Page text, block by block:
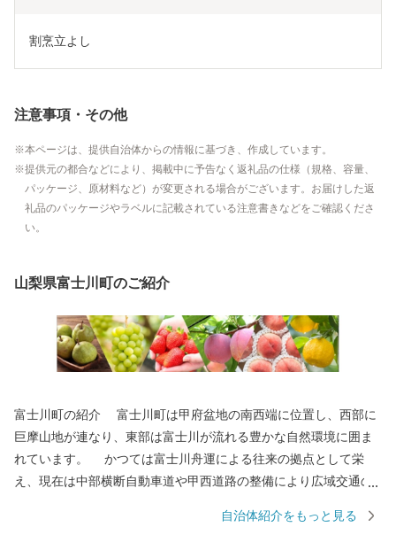
割烹立よし
注意事項・その他
本ページは、提供自治体からの情報に基づき、作成しています。
提供元の都合などにより、掲載中に予告なく返礼品の仕様（規格、容量、
パッケージ、原材料など）が変更される場合がございます。お届けした返
礼品のパッケージやラベルに記載されている注意書きなどをご確認くださ
い。
山梨県富士川町のご紹介
富士川町の紹介 富士川町は甲府盆地の南西端に位置し、西部に
巨摩山地が連なり、東部は富士川が流れる豊かな自然環境に囲ま
れています。 かつては富士川舟運による往来の拠点として栄
え、現在は中部横断自動車道や甲西道路の整備により広域交通の
い、舂米・平林・穂積の棚田、大柳川渓谷の紅葉、高下のダイヤ
自治体紹介をもっと見る